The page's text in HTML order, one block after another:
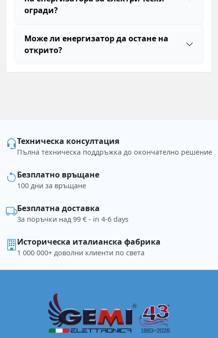
огради?
Може ли енергизатор да остане на
открито?
Техническа консултация
Пълна техническа поддръжка до окончателно решение
Безплатно връщане
100 дни за връщане
Безплатна доставка
За поръчки над 99 € - in 4-6 days
Историческа италианска фабрика
1 000 000+ доволни клиенти по света